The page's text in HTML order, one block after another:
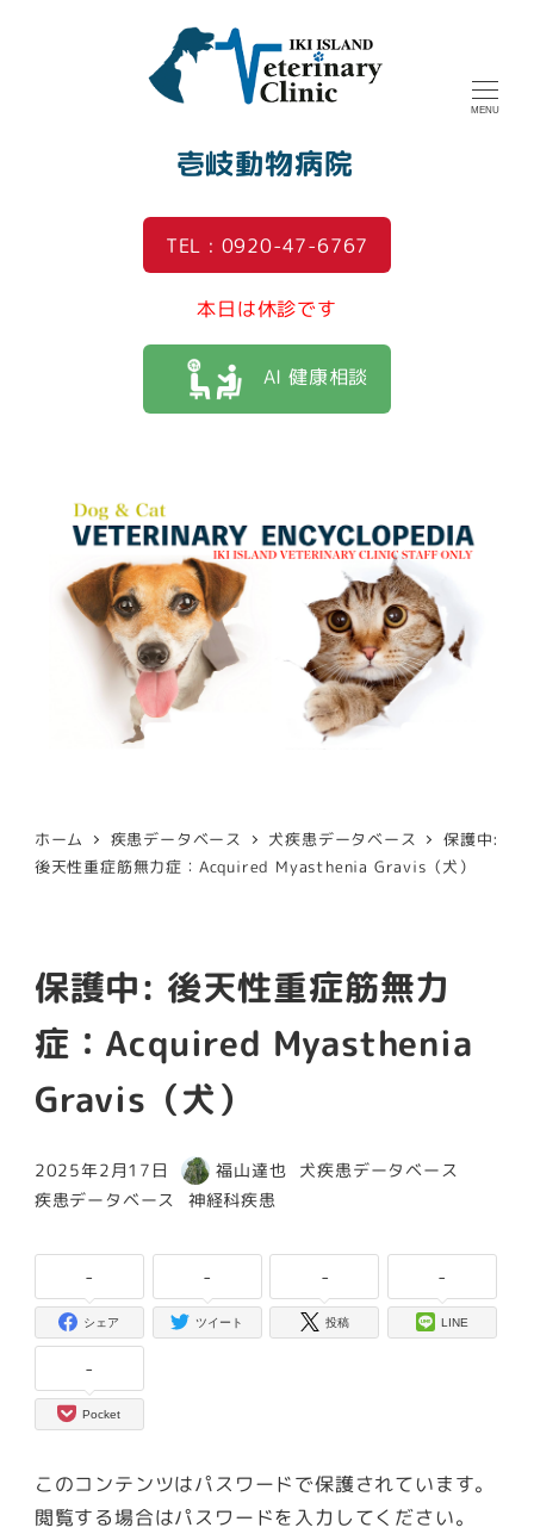
壱岐動物病院
MENU
TEL : 0920-47-6767
本日は休診です
AI 健康相談
ホーム 疾患データベース 犬疾患データベース
保護中:
後天性重症筋無力症：Acquired Myasthenia Gravis（犬）
保護中: 後天性重症筋無力
症：Acquired Myasthenia
Gravis（犬）
投稿日
2025年2月17日
著
者
福山達也 カテゴリー
犬疾患データベース
カテゴリー
疾患データベース カテゴリー
神経科疾患
-
シェア
-
ツイート
-
投稿
-
LINE
-
Pocket
このコンテンツはパスワードで保護されています。
閲覧する場合はパスワードを入力してください。